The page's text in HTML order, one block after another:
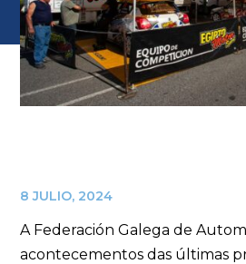
8 JULIO, 2024
A Federación Galega de
acontecementos das últimas